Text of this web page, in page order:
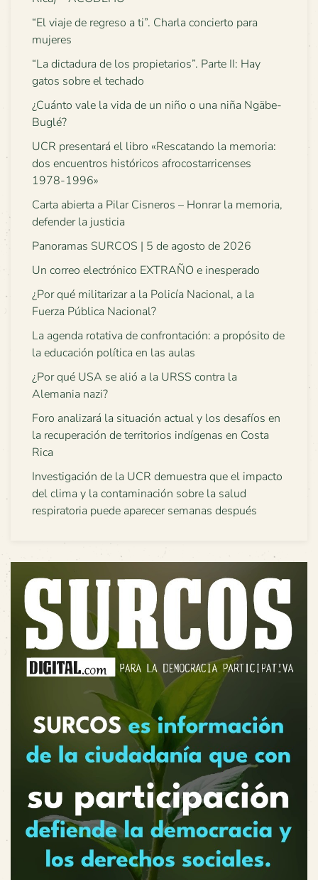
“El viaje de regreso a ti”. Charla concierto para
mujeres
“La dictadura de los propietarios”. Parte II: Hay
gatos sobre el techado
¿Cuánto vale la vida de un niño o una niña Ngäbe-
Buglé?
UCR presentará el libro «Rescatando la memoria:
dos encuentros históricos afrocostarricenses
1978-1996»
Carta abierta a Pilar Cisneros – Honrar la memoria,
defender la justicia
Panoramas SURCOS | 5 de agosto de 2026
Un correo electrónico EXTRAÑO e inesperado
¿Por qué militarizar a la Policía Nacional, a la
Fuerza Pública Nacional?
La agenda rotativa de confrontación: a propósito de
la educación política en las aulas
¿Por qué USA se alió a la URSS contra la
Alemania nazi?
Foro analizará la situación actual y los desafíos en
la recuperación de territorios indígenas en Costa
Rica
Investigación de la UCR demuestra que el impacto
del clima y la contaminación sobre la salud
respiratoria puede aparecer semanas después